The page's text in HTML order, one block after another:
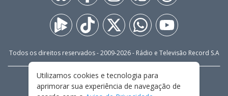
Todos os direitos reservados - 2009-2026- Rádio e Televisão Record S.A
FALE CONOSCO
PRIVACIDADE
TERMOS E CONDIÇÕES DE USO
Utilizamos cookies e tecnologia para
aprimorar sua experiência de navegação de